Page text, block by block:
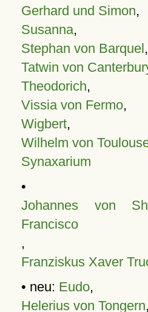
Gerhard und Simon,
Susanna,
Stephan von Barquel,
Tatwin von
Theodorich,
Vissia von Fermo,
Wigbert,
Wilhelm von
Synaxarium
•
Johannes von
Francisco
,
Franziskus Xaver
• neu: Eudo,
Helerius von Tongern,